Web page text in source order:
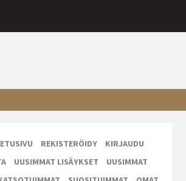
REKISTERÖIDY
KIRJAUDU
UUSIMMAT LISÄYKSET
UUSIMMAT